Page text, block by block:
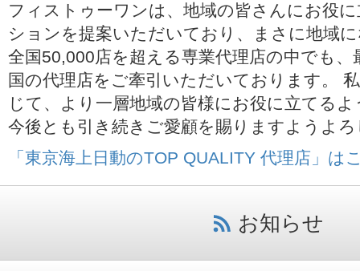
フィストゥーワンは、地域の皆さんにお役
ションを提案いただいており、まさに地域
全国50,000店を超える専業代理店の中でも
国の代理店をご牽引いただいております。
じて、より一層地域の皆様にお役に立てる
今後とも引き続きご愛顧を賜りますようよ
「東京海上日動のTOP QUALITY 代理店」は
お知らせ